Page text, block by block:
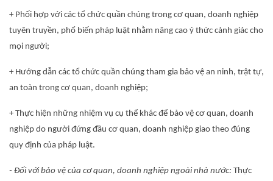
+ Phối hợp với các tổ chức quần chúng trong cơ quan, doanh nghiệp
tuyên truyền, phổ biến pháp luật nhằm nâng cao ý thức cảnh giác cho
mọi người;
+ Hướng dẫn các tổ chức quần chúng tham gia bảo vệ an ninh, trật tự,
an toàn trong cơ quan, doanh nghiệp;
+ Thực hiện những nhiệm vụ cụ thể khác để bảo vệ cơ quan, doanh
nghiệp do người đứng đầu cơ quan, doanh nghiệp giao theo đúng
quy định của pháp luật.
- Đối với bảo vệ của cơ quan, doanh nghiệp ngoài nhà nước: Thực